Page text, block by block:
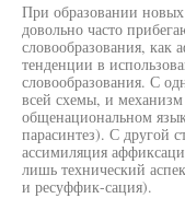
При образовании
довольно часто
словообразования, как
тенденции в
словообразования. С
всей схемы, и
общенациональном
парасинтез). С другой
ассимиляция
лишь технический
и ресуффик-сация).